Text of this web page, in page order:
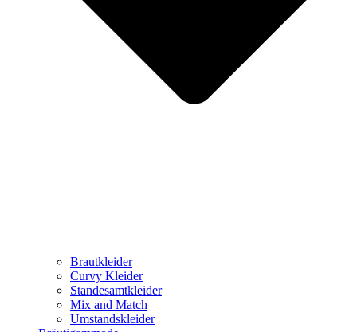
Brautkleider
Curvy Kleider
Standesamtkleider
Mix and Match
Umstandskleider